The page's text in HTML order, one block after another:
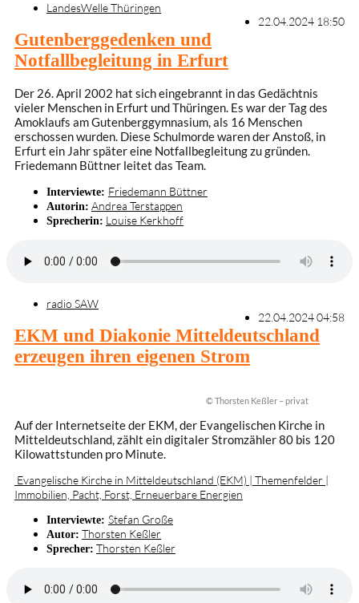
LandesWelle Thüringen
22.04.2024 18:50
Gutenberggedenken und
Notfallbegleitung in Erfurt
Der 26. April 2002 hat sich eingebrannt in das Gedächtnis
vieler Menschen in Erfurt und Thüringen. Es war der Tag des
Amoklaufs am Gutenberggymnasium, als 16 Menschen
erschossen wurden. Diese Schulmorde waren der Anstoß, in
Erfurt ein Jahr später eine Notfallbegleitung zu gründen.
Friedemann Büttner leitet das Team.
Interviewte: Friedemann Büttner
Autorin: Andrea Terstappen
Sprecherin: Louise Kerkhoff
radio SAW
22.04.2024 04:58
EKM und Diakonie Mitteldeutschland
erzeugen ihren eigenen Strom
© Thorsten Keßler – privat
Auf der Internetseite der EKM, der Evangelischen Kirche in
Mitteldeutschland, zählt ein digitaler Stromzähler 80 bis 120
Kilowattstunden pro Minute.
Evangelische Kirche in Mitteldeutschland (EKM) | Themenfelder |
Immobilien, Pacht, Forst, Erneuerbare Energien
Interviewte: Stefan Große
Autor: Thorsten Keßler
Sprecher: Thorsten Keßler